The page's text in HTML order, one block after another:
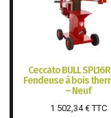
Ceccato BULL
Fendeuse à bois
– Neuf
1 502,34€TTC